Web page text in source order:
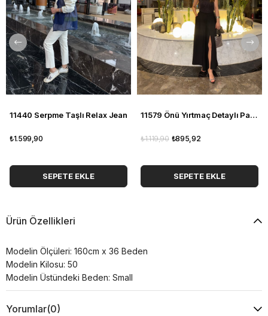
11440 Serpme Taşlı Relax Jean
₺1.599,90
SEPETE EKLE
11579 Önü Yırtmaç Detaylı Pantolon
₺895,92
₺1.119,90
SEPETE EKLE
Ürün Özellikleri
Modelin Ölçüleri: 160cm x 36 Beden
Modelin Kilosu: 50
Modelin Üstündeki Beden: Small
Yorumlar(0)